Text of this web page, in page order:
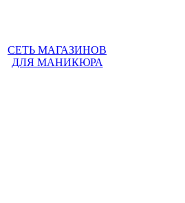
СЕТЬ МАГАЗИНОВ
ДЛЯ МАНИКЮРА